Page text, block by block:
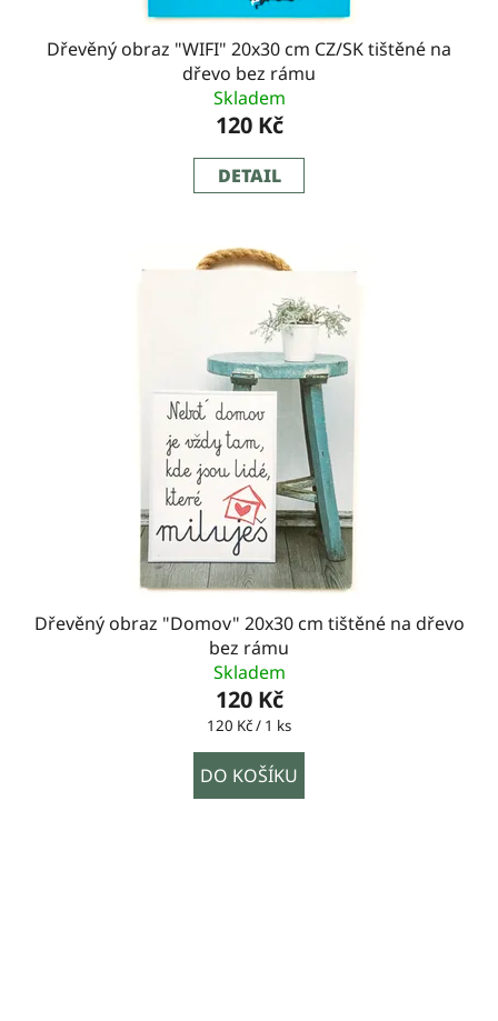
Dřevěný obraz "WIFI" 20x30 cm CZ/SK tištěné na
dřevo bez rámu
Skladem
120 Kč
DETAIL
Dřevěný obraz "Domov" 20x30 cm tištěné na dřevo
bez rámu
Skladem
120 Kč
Měrná
120 Kč / 1 ks
DO KOŠÍKU